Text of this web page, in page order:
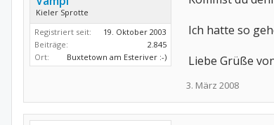
Kieler Sprotte
Registriert seit:
19. Oktober 2003
Beiträge:
2.845
Ort:
Buxtetown am Esteriver :-)
Ich hatte so
Liebe Grüße
3. März 2008